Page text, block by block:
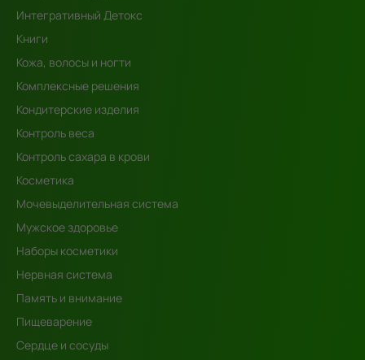
Интегративный Детокс
Книги
Кожа, волосы и ногти
Комплексные решения
Кондитерские изделия
Контроль веса
Контроль сахара в крови
Косметика
Мочевыделительная система
Мужское здоровье
Наборы косметики
Нервная система
Память и внимание
Пищеварение
Сердце и сосуды